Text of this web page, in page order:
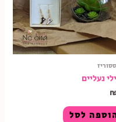
נעליים
לסל